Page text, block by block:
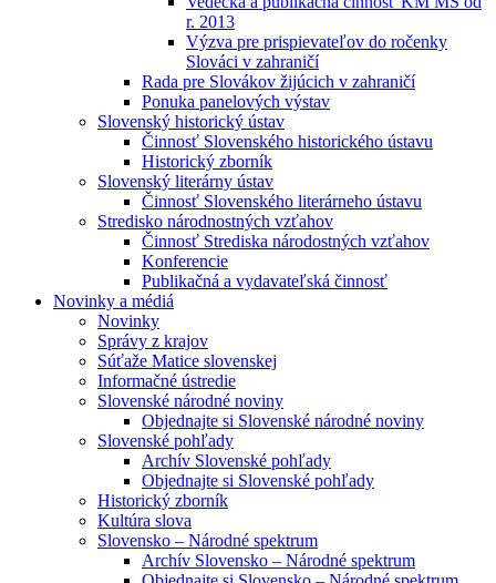
r. 2013
Výzva pre prispievateľov do ročenky
Slováci v zahraničí
Rada pre Slovákov žijúcich v zahraničí
Ponuka panelových výstav
Slovenský historický ústav
Činnosť Slovenského historického ústavu
Historický zborník
Slovenský literárny ústav
Činnosť Slovenského literárneho ústavu
Stredisko národnostných vzťahov
Činnosť Strediska národostných vzťahov
Konferencie
Publikačná a vydavateľská činnosť
Novinky a médiá
Novinky
Správy z krajov
Súťaže Matice slovenskej
Informačné ústredie
Slovenské národné noviny
Objednajte si Slovenské národné noviny
Slovenské pohľady
Archív Slovenské pohľady
Objednajte si Slovenské pohľady
Historický zborník
Kultúra slova
Slovensko – Národné spektrum
Archív Slovensko – Národné spektrum